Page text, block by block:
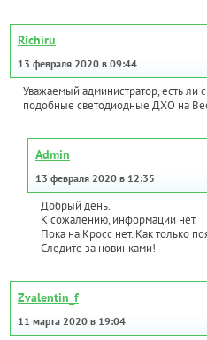
Richiru
13 февраля 2020 в 09:44
Уважаемый администратор, есть ли
подобные светодиодные ДХО на
Admin
13 февраля 2020 в 12:35
Добрый день.
К сожалению, информации нет.
Пока на Кросс нет. Как только
Следите за новинками!
Zvalentin_f
11 марта 2020 в 19:04